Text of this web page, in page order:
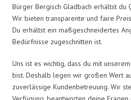
Bürger Bergisch Gladbach erhältst du
Wir bieten transparente und faire
Du erhältst ein maßgeschneidertes
Bedürfnisse zugeschnitten ist.
Uns ist es wichtig, dass du mit
bist. Deshalb legen wir großen Wert
zuverlässige Kundenbetreuung. Wir